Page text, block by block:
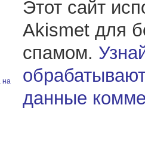
на
Этот сайт
Akismet для
спамом.
данные